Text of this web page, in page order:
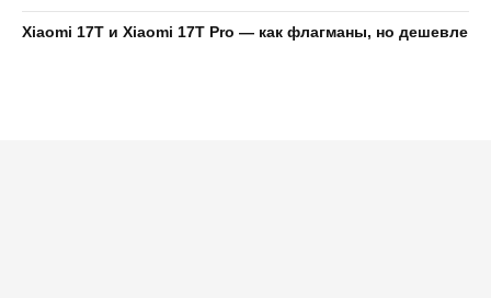
Xiaomi 17T и Xiaomi 17T Pro — как флагманы, но дешевле